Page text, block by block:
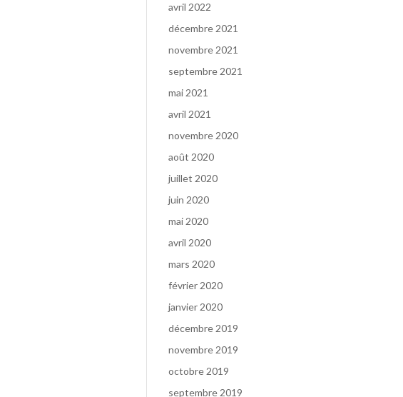
avril 2022
décembre 2021
novembre 2021
septembre 2021
mai 2021
avril 2021
novembre 2020
août 2020
juillet 2020
juin 2020
mai 2020
avril 2020
mars 2020
février 2020
janvier 2020
décembre 2019
novembre 2019
octobre 2019
septembre 2019